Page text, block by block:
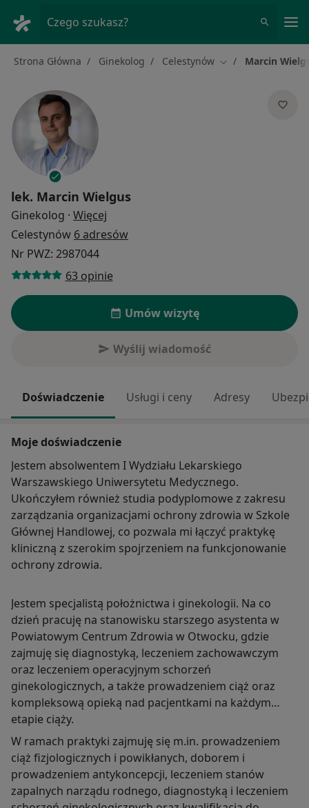
Czego szukasz?
Strona Główna Ginekolog Celestynów Zmień miasto
Marcin
lek. Marcin Wielgus
Ginekolog · Więcej
Celestynów 6 adresów
Nr PWZ: 2987044
63 opinie
Umów wizytę
Wyślij wiadomość
Doświadczenie Usługi i ceny Adresy
Moje doświadczenie
Jestem absolwentem I Wydziału Lekarskiego
Warszawskiego Uniwersytetu Medycznego.
Ukończyłem również studia podyplomowe z zakresu
zarządzania organizacjami ochrony zdrowia w Szkole
Głównej Handlowej, co pozwala mi łączyć praktykę
kliniczną z szerokim spojrzeniem na funkcjonowanie
ochrony zdrowia.
Jestem specjalistą położnictwa i ginekologii. Na co
dzień pracuję na stanowisku starszego asystenta w
Powiatowym Centrum Zdrowia w Otwocku, gdzie
zajmuję się diagnostyką, leczeniem zachowawczym
oraz leczeniem operacyjnym schorzeń
ginekologicznych, a także prowadzeniem ciąż oraz
kompleksową opieką nad pacjentkami na każdym
etapie ciąży.
W ramach praktyki zajmuję się m.in. prowadzeniem
ciąż fizjologicznych i powikłanych, doborem i
prowadzeniem antykoncepcji, leczeniem stanów
zapalnych narządu rodnego, diagnostyką i leczeniem